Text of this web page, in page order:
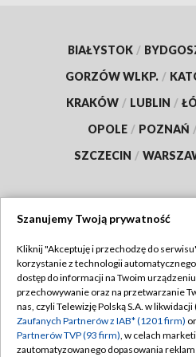
BIAŁYSTOK /
GORZÓW WLKP. /
KRAKÓW / LUBLIN /
OPOLE / POZNAŃ
SZCZECIN /
TVP
Abonament TVP
Emisja w TVP
Centrum informacji TVP
Polityka
Moje
Szanujemy Twoją prywatność
Kliknij "Akceptuję i przechodzę do
korzystanie z technologii
dostęp do informacji na Twoim
przechowywanie oraz na przetwarzanie
nas, czyli Telewizję Polską S.A. w
Zaufanych Partnerów z IAB* (1201 firm)
Partnerów TVP (93 firm), w celach
zautomatyzowanego dopasowania